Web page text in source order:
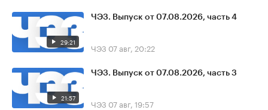
29:21
ЧЭЗ. Выпуск от 07.08.2026, часть 4
ЧЭЗ 07 авг, 20:22
21:57
ЧЭЗ. Выпуск от 07.08.2026, часть 3
ЧЭЗ 07 авг, 19:57